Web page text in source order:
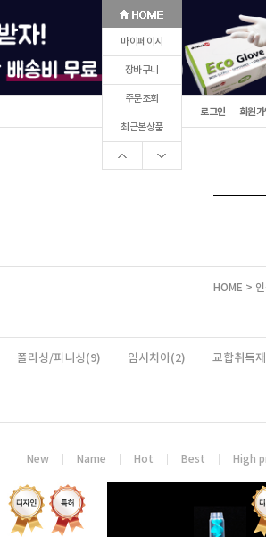
마이페이지
장바구니
주문조회
최근본상품
로그인 회원가
HOME >
폴리싱/피니싱(9) 임시치아(2) 교합취득
New Name Hot Best High